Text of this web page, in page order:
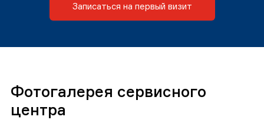
Записаться на первый визит
Фотогалерея сервисного
центра